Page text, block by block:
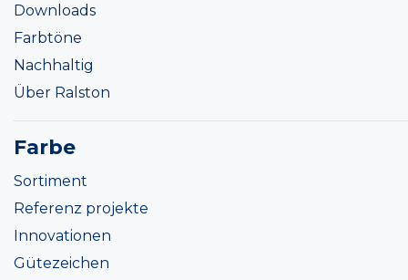
Downloads
Farbtöne
Nachhaltig
Über Ralston
Farbe
Sortiment
Referenz projekte
Innovationen
Gütezeichen